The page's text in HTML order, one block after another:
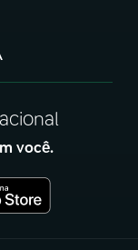
você.